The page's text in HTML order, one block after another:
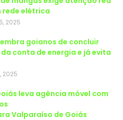
rede elétrica
2025
goianos de concluir
conta de energia e já evita
2025
leva agência móvel com
Valparaíso de Goiás